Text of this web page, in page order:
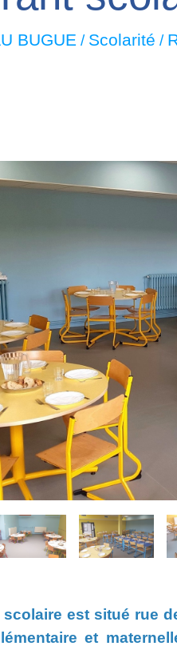
BUGUE / Scolarité /
est situé rue
et